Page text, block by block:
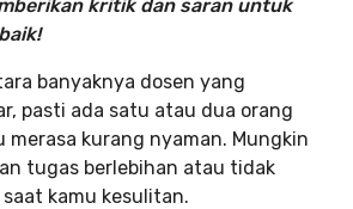
kritik dan saran untuk
banyaknya dosen yang
pasti ada satu atau dua orang
merasa kurang nyaman. Mungkin
tugas berlebihan atau tidak
kamu kesulitan.